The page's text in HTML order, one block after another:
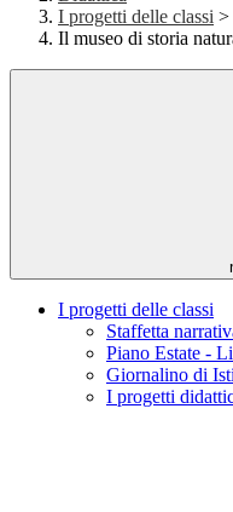
I progetti delle classi >
Il museo di storia
I progetti delle classi
Staffetta
Piano Estate -
Giornalino di
I progetti